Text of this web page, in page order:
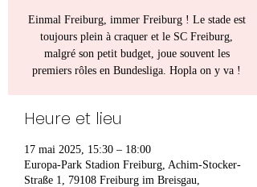
Einmal Freiburg, immer Freiburg ! Le stade est
toujours plein à craquer et le SC Freiburg,
malgré son petit budget, joue souvent les
premiers rôles en Bundesliga. Hopla on y va !
Heure et lieu
17 mai 2025, 15:30 – 18:00
Europa-Park Stadion Freiburg, Achim-Stocker-
Straße 1, 79108 Freiburg im Breisgau,